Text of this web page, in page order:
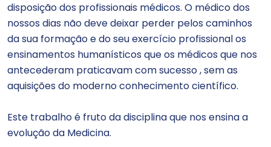
disposição dos profissionais médicos. O médico dos
nossos dias não deve deixar perder pelos caminhos
da sua formação e do seu exercício profissional os
ensinamentos humanísticos que os médicos que nos
antecederam praticavam com sucesso , sem as
aquisições do moderno conhecimento científico.
Este trabalho é fruto da disciplina que nos ensina a
evolução da Medicina.